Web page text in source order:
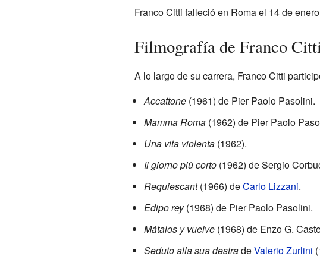
Franco Citti falleció en Roma el 14 de
Filmografía de Franco
A lo largo de su carrera, Franco Citti
Accattone(1961) de Pier Paolo Pasolini.
Mamma Roma(1962) de Pier Paolo
Una vita violenta(1962).
Il giorno più corto(1962) de Sergio
Requiescant(1966) deCarlo Lizzani.
Edipo rey(1968) de Pier Paolo Pasolini.
Mátalos y vuelve(1968) de Enzo G.
Seduto alla sua destradeValerio Zurlini